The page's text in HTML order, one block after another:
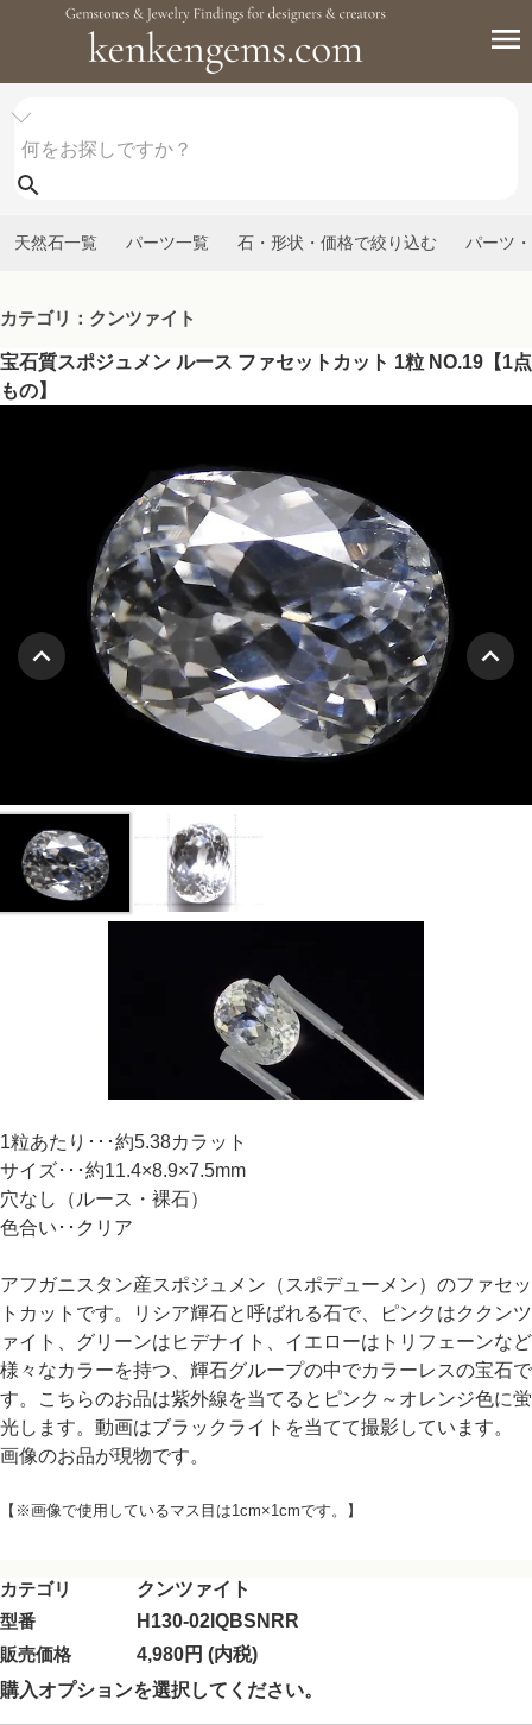
天然石一覧 パーツ一覧 石・形状・価格で絞り込む パーツ
カテゴリ：クンツァイト
宝石質スポジュメン ルース ファセットカット 1粒 NO.19【1点
もの】
1粒あたり･･･約5.38カラット
サイズ･･･約11.4×8.9×7.5mm
穴なし（ルース・裸石）
色合い･･クリア
アフガニスタン産スポジュメン（スポデューメン）のファセッ
トカットです。リシア輝石と呼ばれる石で、ピンクはククンツ
ァイト、グリーンはヒデナイト、イエローはトリフェーンなど
様々なカラーを持つ、輝石グループの中でカラーレスの宝石で
す。こちらのお品は紫外線を当てるとピンク～オレンジ色に蛍
光します。動画はブラックライトを当てて撮影しています。
画像のお品が現物です。
【※画像で使用しているマス目は1cm×1cmです。】
カテゴリ
クンツァイト
型番
H130-02IQBSNRR
販売価格
4,980円 (内税)
購入オプションを選択してください。